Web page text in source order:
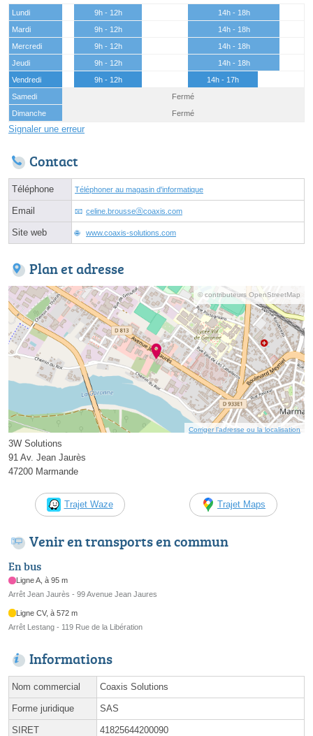
Lundi 9h - 12h
14h - 18h
Mardi
9h - 12h
14h - 18h
Mercredi
9h - 12h
14h - 18h
Jeudi
9h - 12h
14h - 18h
Vendredi
9h - 12h
14h - 17h
Samedi
Fermé
Dimanche
Fermé
Signaler une erreur
Contact
Téléphone Téléphoner au magasin d'informatique
Email celine.brousseⓐcoaxis.com
Site web www.coaxis-solutions.com
Plan et adresse
© contributeurs OpenStreetMap
Corriger l’adresse ou la localisation
3W Solutions
91 Av. Jean Jaurès
47200 Marmande
Trajet Waze Trajet Maps
Venir en transports en commun
En bus
Ligne A, à 95 m
Arrêt Jean Jaurès - 99 Avenue Jean Jaures
Ligne CV, à 572 m
Arrêt Lestang - 119 Rue de la Libération
Informations
Nom commercial Coaxis Solutions
Forme juridique SAS
SIRET 41825644200090